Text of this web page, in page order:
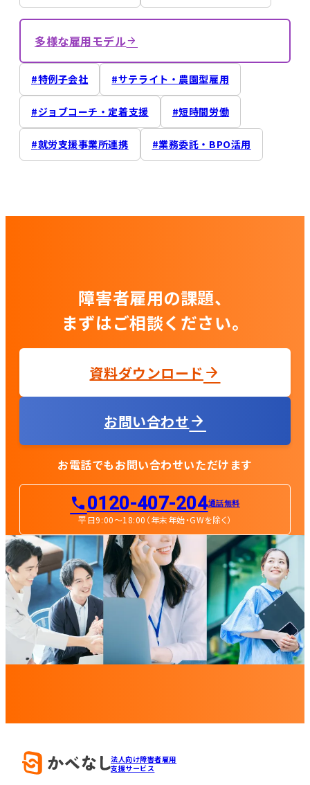
多様な雇用モデル
特例子会社 サテライト・農園型雇用
ジョブコーチ・定着支援 短時間労働
就労支援事業所連携 業務委託・BPO活用
障害者雇用の課題、
まずはご相談ください。
資料ダウンロード
お問い合わせ
お電話でもお問い合わせいただけます
0120-407-204通話無料
平日9:00〜18:00（年末年始・GWを除く）
法人向け障害者雇用
支援サービス